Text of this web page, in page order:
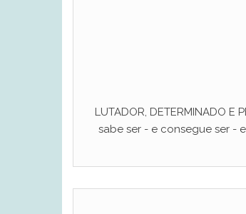
LUTADOR, DETERMINADO
sabe ser - e consegue ser -